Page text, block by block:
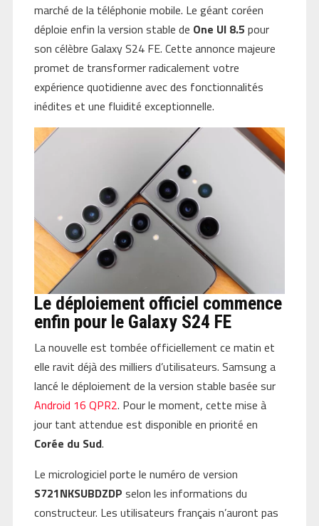
marché de la téléphonie mobile. Le géant coréen
déploie enfin la version stable de One UI 8.5 pour
son célèbre Galaxy S24 FE. Cette annonce majeure
promet de transformer radicalement votre
expérience quotidienne avec des fonctionnalités
inédites et une fluidité exceptionnelle.
Le déploiement officiel commence
enfin pour le Galaxy S24 FE
La nouvelle est tombée officiellement ce matin et
elle ravit déjà des milliers d’utilisateurs. Samsung a
lancé le déploiement de la version stable basée sur
Android 16 QPR2. Pour le moment, cette mise à
jour tant attendue est disponible en priorité en
Corée du Sud.
Le micrologiciel porte le numéro de version
S721NKSUBDZDP selon les informations du
constructeur. Les utilisateurs français n’auront pas